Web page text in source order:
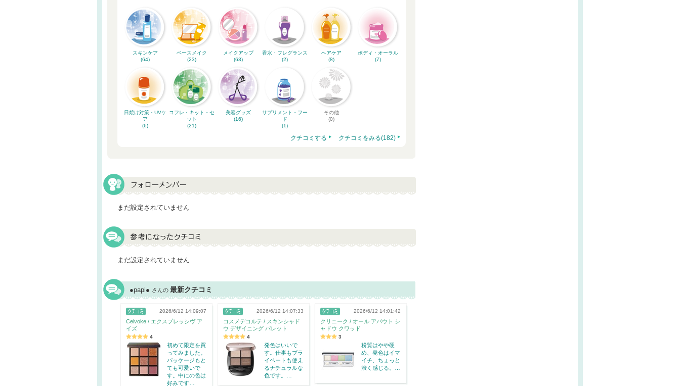
スキンケア
(64)
ベースメイク
(23)
メイクアップ
(63)
香水・フレグランス
(2)
ヘアケア
(8)
ボディ・オーラル
(7)
日焼け対策・UVケ
ア
(6)
コフレ・キット・セ
ット
(21)
美容グッズ
(16)
サプリメント・フー
ド
(1)
その他
(0)
クチコミする クチコミをみる(182)
まだ設定されていません
まだ設定されていません
●papi● さんの 最新クチコミ
2026/6/12 14:09:07
Celvoke / エクスプレッシヴ ア
イズ
4
初めて限定を買
ってみました。
パッケージもと
ても可愛いで
す。中にの色は
好みです…
2026/6/12 14:07:33
コスメデコルテ / スキンシャド
ウ デザイニング パレット
4
発色はいいで
す。仕事もプラ
イベートも使え
るナチュラルな
色です。…
2026/6/12 14:01:42
クリニーク / オール アバウト シ
ャドウ クワッド
3
粉質はやや硬
め、発色はイマ
イチ、ちょっと
渋く感じる。…